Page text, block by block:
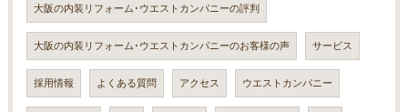
大阪の内装リフォーム･ウエストカンパニーの評判
大阪の内装リフォーム･ウエストカンパニーのお客様の声 サービス
採用情報 よくある質問 アクセス ウエストカンパニー